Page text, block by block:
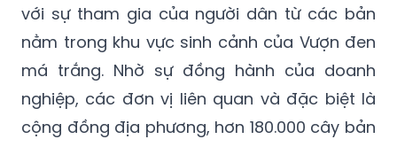
với sự tham gia của người dân từ các bản
nằm trong khu vực sinh cảnh của Vượn đen
má trắng. Nhờ sự đồng hành của doanh
nghiệp, các đơn vị liên quan và đặc biệt là
cộng đồng địa phương, hơn 180.000 cây bản